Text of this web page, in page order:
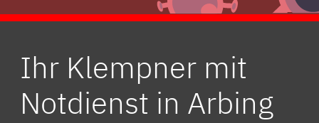
Ihr Klempner mit
Notdienst in Arbing